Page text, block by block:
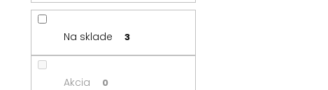
Na sklade 3
Akcia 0